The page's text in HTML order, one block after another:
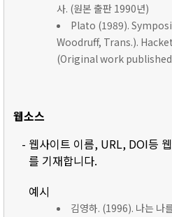
사. (원본 출판 1990년)
Plato (1989).
Woodruff, Trans.).
(Original work
웹소스
- 웹사이트 이름, URL, DOI등
를 기재합니다.
예시
김영하. (1996). 나는 나